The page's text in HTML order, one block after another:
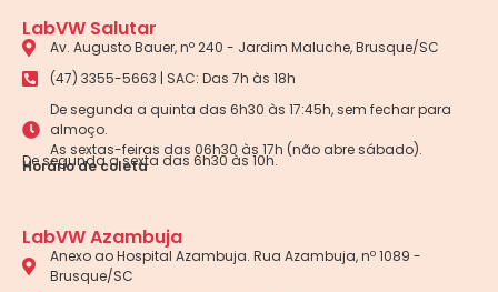
LabVW Salutar
Av. Augusto Bauer, nº 240 - Jardim Maluche, Brusque/SC
(47) 3355-5663 | SAC: Das 7h às 18h
De segunda a quinta das 6h30 às 17:45h, sem fechar para
almoço.
As sextas-feiras das 06h30 às 17h (não abre sábado).
Horário de coleta
De segunda a sexta das 6h30 às 10h.
LabVW Azambuja
Anexo ao Hospital Azambuja. Rua Azambuja, nº 1089 -
Brusque/SC